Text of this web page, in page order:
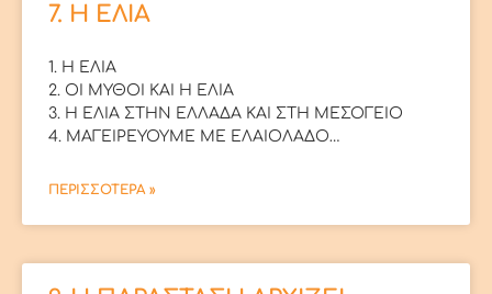
7. Η ΕΛΙΑ
1. Η ΕΛΙΑ
2. ΟΙ ΜΥΘΟΙ ΚΑΙ Η ΕΛΙΑ
3. Η ΕΛΙΑ ΣΤΗΝ ΕΛΛΑΔΑ ΚΑΙ ΣΤΗ ΜΕΣΟΓΕΙΟ
4. ΜΑΓΕΙΡΕΥΟΥΜΕ ΜΕ ΕΛΑΙΟΛΑΔΟ…
ΠΕΡΙΣΣΟΤΕΡΑ »